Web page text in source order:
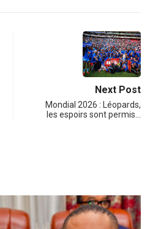
Next Post
Mondial 2026 : Léopards,
les espoirs sont permis…